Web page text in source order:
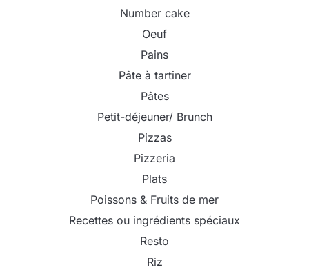
Number cake
Oeuf
Pains
Pâte à tartiner
Pâtes
Petit-déjeuner/ Brunch
Pizzas
Pizzeria
Plats
Poissons & Fruits de mer
Recettes ou ingrédients spéciaux
Resto
Riz